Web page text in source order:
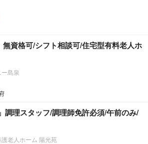
無資格可/シフト相談可/住宅型有料老人ホ
島泉
調理スタッフ/調理師免許必須/午前のみ/
老人ホーム 陽光苑